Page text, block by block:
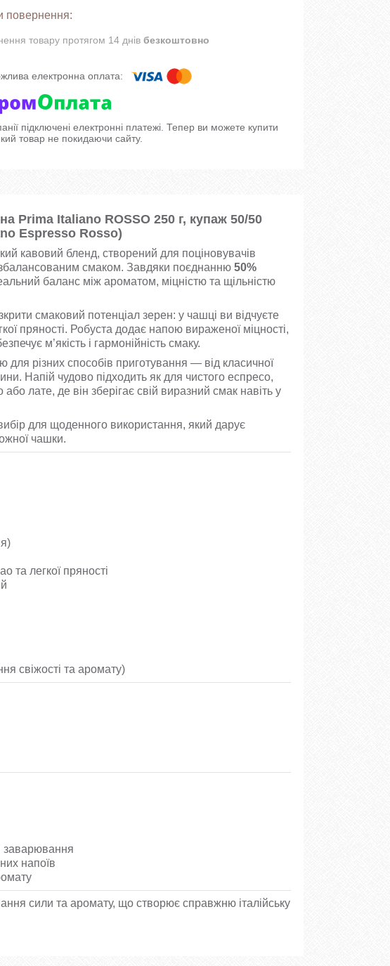
товару протягом 14 днів безкоштовно
підключені електронні платежі. Тепер ви можете купити
товар не покидаючи сайту.
Italiano ROSSO 250 г, купаж 50/50
Espresso Rosso)
кавовий бленд, створений для поціновувачів
смаком. Завдяки поєднанню 50%
баланс між ароматом, міцністю та щільністю
смаковий потенціал зерен: у чашці ви відчуєте
пряності. Робуста додає напою вираженої міцності,
м’якість і гармонійність смаку.
різних способів приготування — від класичної
Напій чудово підходить як для чистого еспресо,
лате, де він зберігає свій виразний смак навіть у
для щоденного використання, який дарує
чашки.
та легкої пряності
свіжості та аромату)
заварювання
напоїв
сили та аромату, що створює справжню італійську